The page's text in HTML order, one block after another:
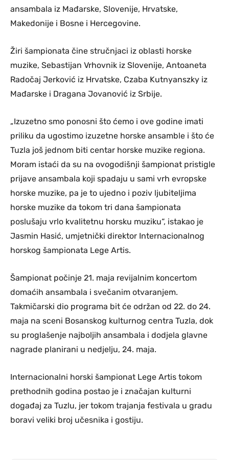
ansambala iz Mađarske, Slovenije, Hrvatske,
Makedonije i Bosne i Hercegovine.
Žiri šampionata čine stručnjaci iz oblasti horske
muzike, Sebastijan Vrhovnik iz Slovenije, Antoaneta
Radočaj Jerković iz Hrvatske, Czaba Kutnyanszky iz
Mađarske i Dragana Jovanović iz Srbije.
„Izuzetno smo ponosni što ćemo i ove godine imati
priliku da ugostimo izuzetne horske ansamble i što će
Tuzla još jednom biti centar horske muzike regiona.
Moram istaći da su na ovogodišnji šampionat pristigle
prijave ansambala koji spadaju u sami vrh evropske
horske muzike, pa je to ujedno i poziv ljubiteljima
horske muzike da tokom tri dana šampionata
poslušaju vrlo kvalitetnu horsku muziku“, istakao je
Jasmin Hasić, umjetnički direktor Internacionalnog
horskog šampionata Lege Artis.
Šampionat počinje 21. maja revijalnim koncertom
domaćih ansambala i svečanim otvaranjem.
Takmičarski dio programa bit će održan od 22. do 24.
maja na sceni Bosanskog kulturnog centra Tuzla, dok
su proglašenje najboljih ansambala i dodjela glavne
nagrade planirani u nedjelju, 24. maja.
Internacionalni horski šampionat Lege Artis tokom
prethodnih godina postao je i značajan kulturni
događaj za Tuzlu, jer tokom trajanja festivala u gradu
boravi veliki broj učesnika i gostiju.